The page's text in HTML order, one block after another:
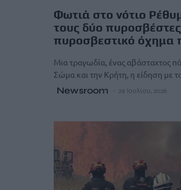
Φωτιά στο νότιο
τους δύο
πυροσβεστικό όχημα
Μια τραγωδία, ένας αβάσταχτος
Σώμα και την Κρήτη, η είδηση με
Newsroom 29 Ιουλίου, 2026